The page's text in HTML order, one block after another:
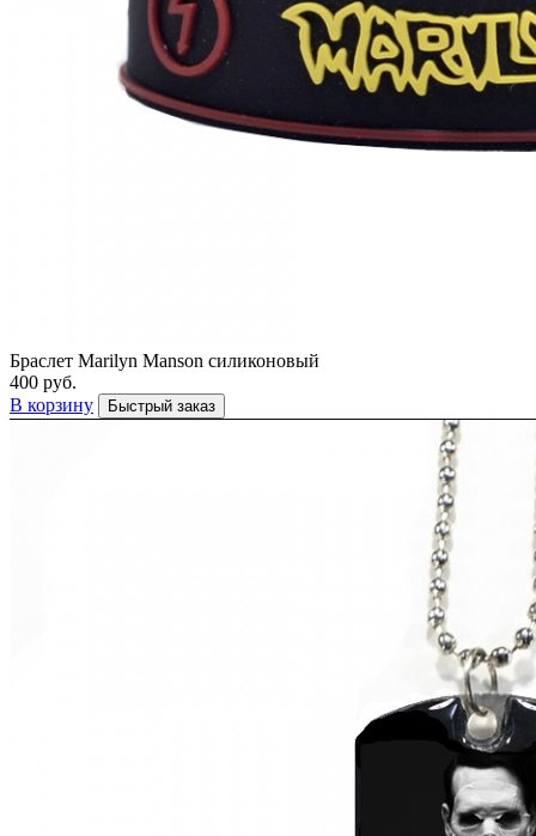
Браслет Marilyn Manson силиконовый
400 руб.
В корзину
Быстрый заказ